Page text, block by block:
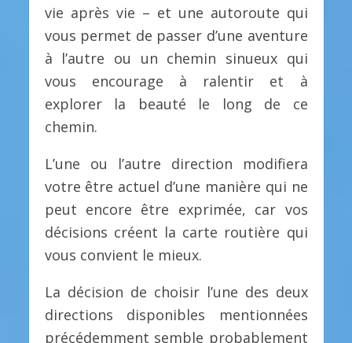
vie après vie – et une autoroute qui
vous permet de passer d’une aventure
à l’autre ou un chemin sinueux qui
vous encourage à ralentir et à
explorer la beauté le long de ce
chemin.
L’une ou l’autre direction modifiera
votre être actuel d’une manière qui ne
peut encore être exprimée, car vos
décisions créent la carte routière qui
vous convient le mieux.
La décision de choisir l’une des deux
directions disponibles mentionnées
précédemment semble probablement